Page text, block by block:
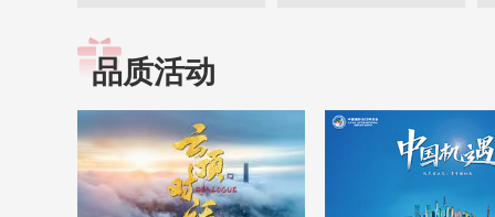
品质活动